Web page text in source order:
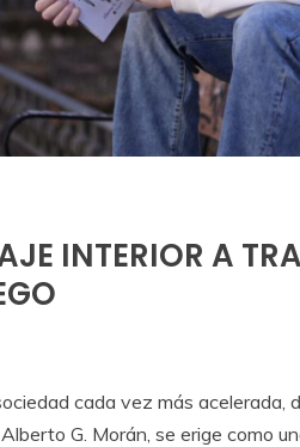
INTERIOR A
cada vez más acelerada,
G. Morán, se erige como